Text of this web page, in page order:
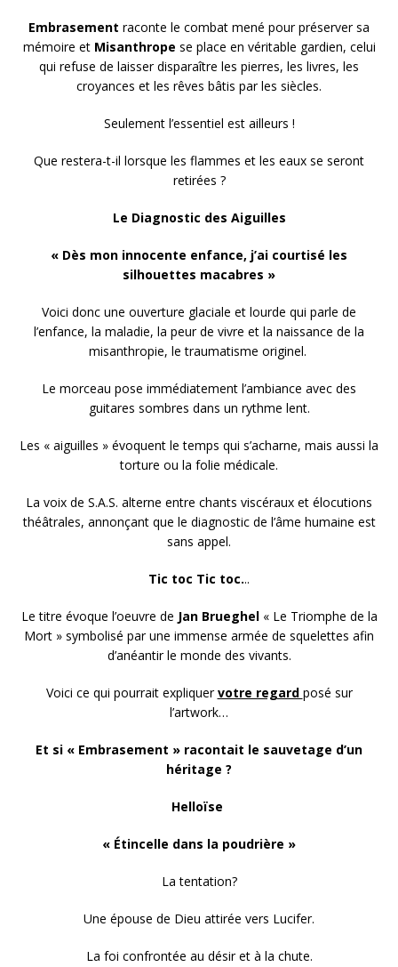
Embrasement raconte le combat mené pour préserver sa
mémoire et Misanthrope se place en véritable gardien, celui
qui refuse de laisser disparaître les pierres, les livres, les
croyances et les rêves bâtis par les siècles.
Seulement l’essentiel est ailleurs !
Que restera-t-il lorsque les flammes et les eaux se seront
retirées ?
Le Diagnostic des Aiguilles
« Dès mon innocente enfance, j’ai courtisé les
silhouettes macabres »
Voici donc une ouverture glaciale et lourde qui parle de
l’enfance, la maladie, la peur de vivre et la naissance de la
misanthropie, le traumatisme originel.
Le morceau pose immédiatement l’ambiance avec des
guitares sombres dans un rythme lent.
Les « aiguilles » évoquent le temps qui s’acharne, mais aussi la
torture ou la folie médicale.
La voix de S.A.S. alterne entre chants viscéraux et élocutions
théâtrales, annonçant que le diagnostic de l’âme humaine est
sans appel.
Tic toc Tic toc...
Le titre évoque l’oeuvre de Jan Brueghel« Le Triomphe de la
Mort » symbolisé par une immense armée de squelettes afin
d’anéantir le monde des vivants.
Voici ce qui pourrait expliquervotre regard posé sur
l’artwork…
Et si « Embrasement » racontait le sauvetage d’un
héritage ?
Helloïse
« Étincelle dans la poudrière »
La tentation?
Une épouse de Dieu attirée vers Lucifer.
La foi confrontée au désir et à la chute.